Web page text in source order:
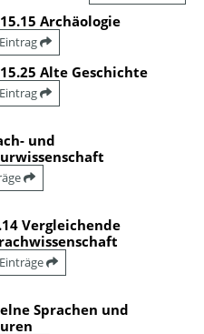
15.15 Archäologie
15.25 Alte Geschichte
und
Vergleichende
Sprachen und